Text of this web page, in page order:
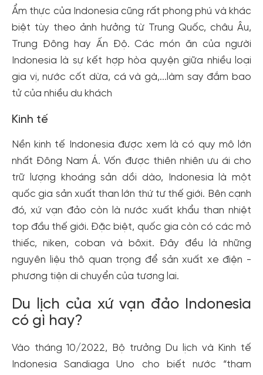
Ẩm thực của Indonesia cũng rất phong phú và khác
biệt tùy theo ảnh hưởng từ Trung Quốc, châu Âu,
Trung Đông hay Ấn Độ. Các món ăn của người
Indonesia là sự kết hợp hòa quyện giữa nhiều loại
gia vị, nước cốt dừa, cá và gà,...làm say đắm bao
tử của nhiều du khách
Kinh tế
Nền kinh tế Indonesia được xem là có quy mô lớn
nhất Đông Nam Á. Vốn được thiên nhiên ưu ái cho
trữ lượng khoáng sản dồi dào, Indonesia là một
quốc gia sản xuất than lớn thứ tư thế giới. Bên cạnh
đó, xứ vạn đảo còn là nước xuất khẩu than nhiệt
top đầu thế giới. Đặc biệt, quốc gia còn có các mỏ
thiếc, niken, coban và bôxit. Đây đều là những
nguyên liệu thô quan trọng để sản xuất xe điện -
phương tiện di chuyển của tương lai.
Du lịch của xứ vạn đảo Indonesia
có gì hay?
Vào tháng 10/2022, Bộ trưởng Du lịch và Kinh tế
Indonesia Sandiaga Uno cho biết nước “tham